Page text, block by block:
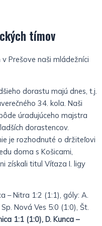
tímov
Prešove naši mládežníci
dorastu majú dnes, t.j.
34. kola. Naši
úradujúceho majstra
dorastencov.
je rozhodnuté o držiteľovi
doma s Košicami,
získali titul Víťaza I. ligy
– Nitra 1:2 (1:1), góly: A.
Nová Ves 5:0 (1:0), Št.
1:1 (1:0), D. Kunca –